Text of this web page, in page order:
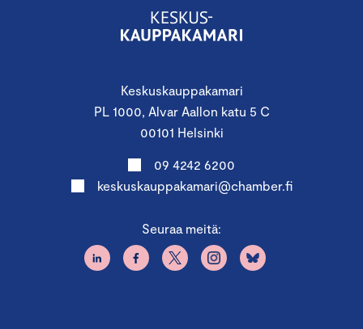
Keskuskauppakamari
PL 1000, Alvar Aallon katu 5 C
00101 Helsinki
09 4242 6200
keskuskauppakamari@chamber.fi
Seuraa meitä: